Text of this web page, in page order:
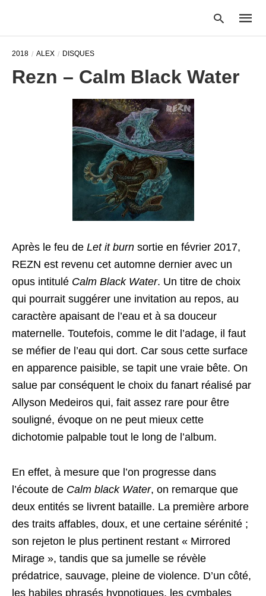
2018 ALEX DISQUES
Rezn – Calm Black Water
Après le feu de Let it burn sortie en février 2017,
REZN est revenu cet automne dernier avec un
opus intitulé Calm Black Water. Un titre de choix
qui pourrait suggérer une invitation au repos, au
caractère apaisant de l’eau et à sa douceur
maternelle. Toutefois, comme le dit l’adage, il faut
se méfier de l’eau qui dort. Car sous cette surface
en apparence paisible, se tapit une vraie bête. On
salue par conséquent le choix du fanart réalisé par
Allyson Medeiros qui, fait assez rare pour être
souligné, évoque on ne peut mieux cette
dichotomie palpable tout le long de l’album.
En effet, à mesure que l’on progresse dans
l’écoute de Calm black Water, on remarque que
deux entités se livrent bataille. La première arbore
des traits affables, doux, et une certaine sérénité ;
son rejeton le plus pertinent restant « Mirrored
Mirage », tandis que sa jumelle se révèle
prédatrice, sauvage, pleine de violence. D’un côté,
les habiles phrasés hypnotiques, les cymbales